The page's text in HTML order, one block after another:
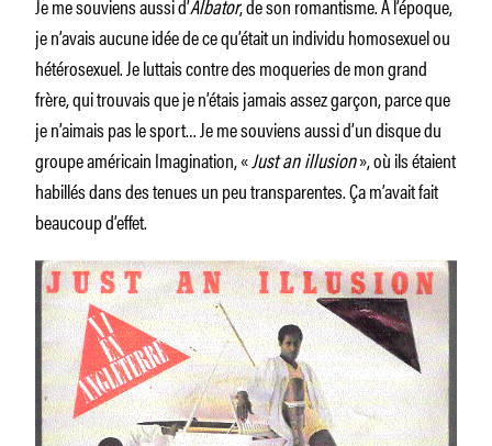
je n’avais aucune idée de ce qu’était un individu homosexuel ou
hétérosexuel. Je luttais contre des moqueries de mon grand
frère, qui trouvais que je n’étais jamais assez garçon, parce que
je n’aimais pas le sport… Je me souviens aussi d’un disque du
groupe américain Imagination, «Just an illusion», où ils étaient
habillés dans des tenues un peu transparentes. Ça m’avait fait
beaucoup d’effet.